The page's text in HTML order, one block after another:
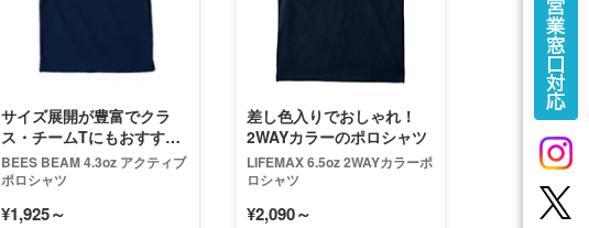
サイズ展開が豊富でクラ
ス・チームTにもおすす
め！
BEES BEAM 4.3oz アクティブ
ポロシャツ
¥1,925～
差し色入りでおしゃれ！
2WAYカラーのポロシャツ
LIFEMAX 6.5oz 2WAYカラーポ
ロシャツ
¥2,090～